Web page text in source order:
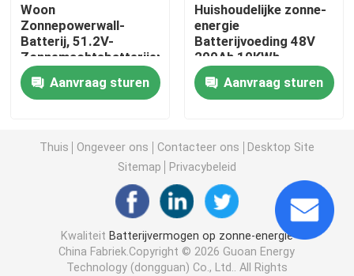
elektrische fietsbatterij
Elektrische Autopedbatterij
Lithium batterij omvormer voor thuisgebruik
Lithiumbatterij met hoog voltage
het kabinet van de energieopslag
Woon
Zonnepowerwall-
Batterij, 51.2V-
Zonnemachtsbatterijen
voor Huis
Aanvraag sturen
Huishoudelijke zonne-
energie
Batterijvoeding 48V
200Ah 10KWh
Vloerstandalone
Aanvraag sturen
Thuis Ongeveer ons Contacteer ons
Desktop Site
Sitemap
Privacybeleid
Kwaliteit Batterijvermogen op zonne-energie
China Fabriek.Copyright © 2026 Guoan Energy
Technology (dongguan) Co., Ltd.. All Rights